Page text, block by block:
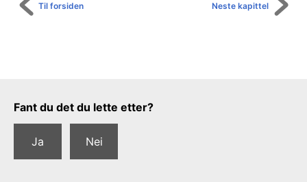
Neste kapittel
Til forsiden
Tilbakemeldingsskjema
Fant du det du lette etter?
Ja Nei